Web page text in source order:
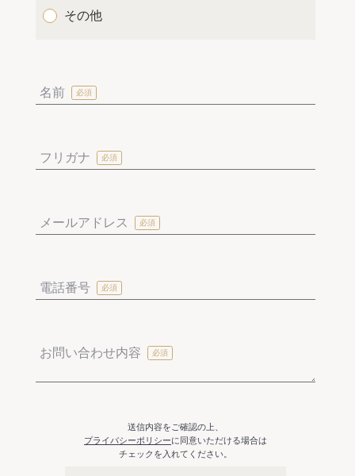
その他
名前
フリガナ
メールアドレス
電話番号
お問い合わせ内容
送信内容をご確認の上、
プライバシーポリシーに同意いただける場合は
チェックを入れてください。